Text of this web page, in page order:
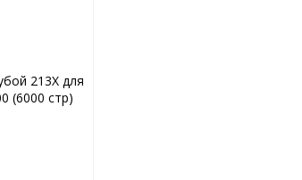
213X для
(6000 стр)